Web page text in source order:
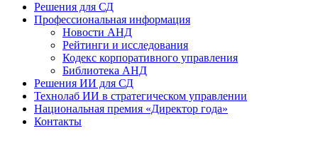
Решения для СД
Профессиональная информация
Новости АНД
Рейтинги и исследования
Кодекс корпоративного управления
Библиотека АНД
Решения ИИ для СД
Технолаб ИИ в стратегическом управлении
Национальная премия «Директор года»
Контакты